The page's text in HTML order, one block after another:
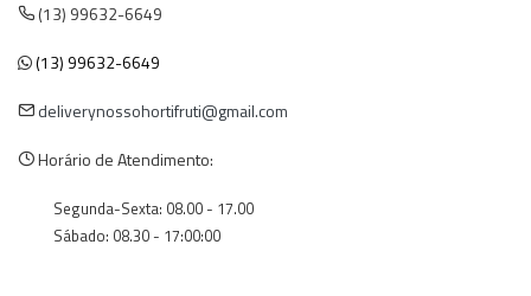
(13) 99632-6649
(13) 99632-6649
deliverynossohortifruti@gmail.com
Horário de Atendimento:
Segunda-Sexta: 08.00 - 17.00
Sábado: 08.30 - 17:00:00